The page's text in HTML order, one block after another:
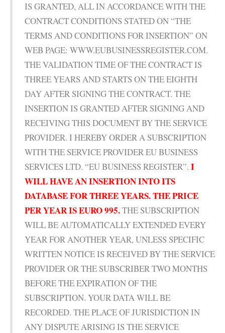
IS GRANTED, ALL IN ACCORDANCE WITH THE
CONTRACT CONDITIONS STATED ON “THE
TERMS AND CONDITIONS FOR INSERTION” ON
WEB PAGE: WWW.EUBUSINESSREGISTER.COM.
THE VALIDATION TIME OF THE CONTRACT IS
THREE YEARS AND STARTS ON THE EIGHTH
DAY AFTER SIGNING THE CONTRACT. THE
INSERTION IS GRANTED AFTER SIGNING AND
RECEIVING THIS DOCUMENT BY THE SERVICE
PROVIDER. I HEREBY ORDER A SUBSCRIPTION
WITH THE SERVICE PROVIDER EU BUSINESS
SERVICES LTD. “EU BUSINESS REGISTER”. I
WILL HAVE AN INSERTION INTO ITS
DATABASE FOR THREE YEARS. THE PRICE
PER YEAR IS EURO 995.THE SUBSCRIPTION
WILL BE AUTOMATICALLY EXTENDED EVERY
YEAR FOR ANOTHER YEAR, UNLESS SPECIFIC
WRITTEN NOTICE IS RECEIVED BY THE SERVICE
PROVIDER OR THE SUBSCRIBER TWO MONTHS
BEFORE THE EXPIRATION OF THE
SUBSCRIPTION. YOUR DATA WILL BE
RECORDED. THE PLACE OF JURISDICTION IN
ANY DISPUTE ARISING IS THE SERVICE